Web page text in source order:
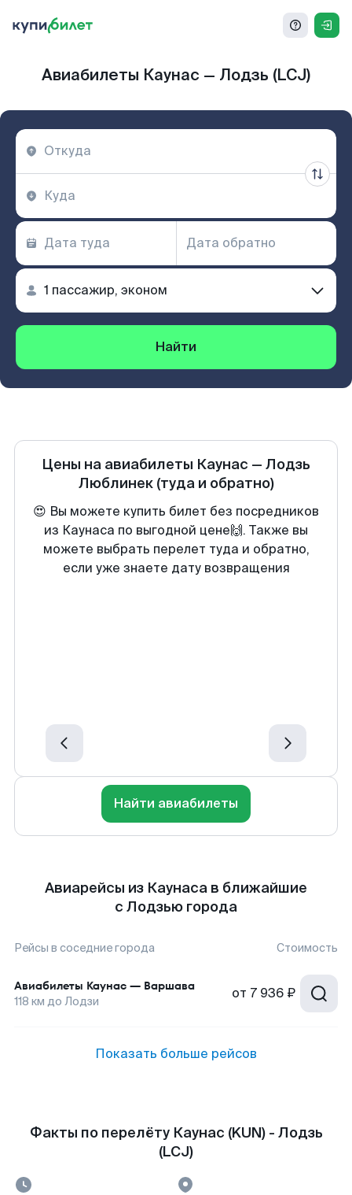
Авиабилеты Каунас — Лодзь (LCJ)
Найти
Цены на авиабилеты Каунас — Лодзь
Люблинек (туда и обратно)
😍 Вы можете купить билет без посредников
из Каунаса по выгодной цене🙌. Также вы
можете выбрать перелет туда и обратно,
если уже знаете дату возвращения
Найти авиабилеты
Авиарейсы из Каунаса в ближайшие
с Лодзью города
Рейсы в соседние города Стоимость
Авиабилеты Каунас — Варшава
118 км до Лодзи от 7 936 ₽
Показать больше рейсов
Факты по перелёту Каунас (KUN) - Лодзь
(LCJ)